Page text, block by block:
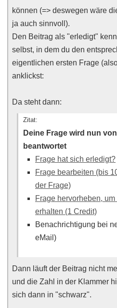
können (=> deswegen wäre
ja auch sinnvoll).
Den Beitrag als "erledigt"
selbst, in dem du den
eigentlichen ersten Frage
anklickst:
Da steht dann:
Zitat:
Deine Frage wird nun
beantwortet
Frage hat sich erledigt?
Frage bearbeiten (bis
der Frage)
Frage hervorheben,
erhalten (1 Credit)
Benachrichtigung bei
eMail)
Dann läuft der Beitrag nicht
und die Zahl in der Klammer
sich dann in "schwarz".